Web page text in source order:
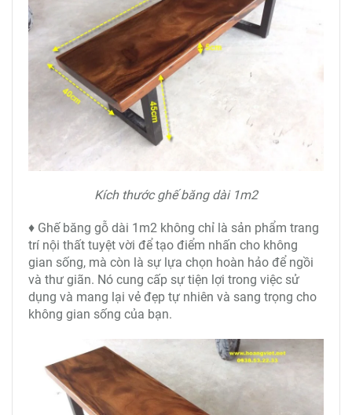
Kích thước ghế băng dài 1m2
♦ Ghế băng gỗ dài 1m2 không chỉ là sản phẩm trang
trí nội thất tuyệt vời để tạo điểm nhấn cho không
gian sống, mà còn là sự lựa chọn hoàn hảo để ngồi
và thư giãn. Nó cung cấp sự tiện lợi trong việc sử
dụng và mang lại vẻ đẹp tự nhiên và sang trọng cho
không gian sống của bạn.